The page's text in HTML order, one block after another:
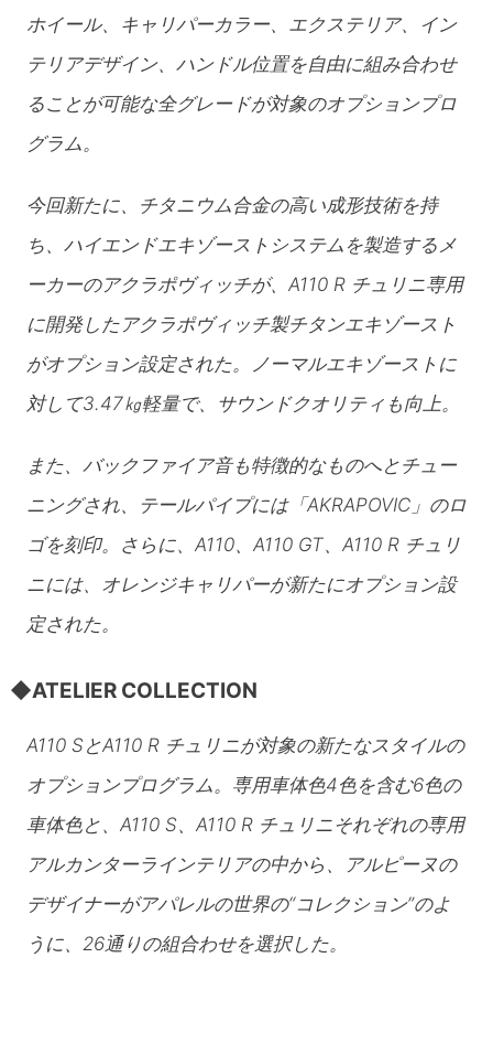
ホイール、キャリパーカラー、エクステリア、イン
テリアデザイン、ハンドル位置を自由に組み合わせ
ることが可能な全グレードが対象のオプションプロ
グラム。
今回新たに、チタニウム合金の高い成形技術を持
ち、ハイエンドエキゾーストシステムを製造するメ
ーカーのアクラポヴィッチが、A110 R チュリニ専用
に開発したアクラポヴィッチ製チタンエキゾースト
がオプション設定された。ノーマルエキゾーストに
対して3.47㎏軽量で、サウンドクオリティも向上。
また、バックファイア音も特徴的なものへとチュー
ニングされ、テールパイプには「AKRAPOVIC」のロ
ゴを刻印。さらに、A110、A110 GT、A110 R チュリ
ニには、オレンジキャリパーが新たにオプション設
定された。
◆ATELIER COLLECTION
A110 SとA110 R チュリニが対象の新たなスタイルの
オプションプログラム。専用車体色4色を含む6色の
車体色と、A110 S、A110 R チュリニそれぞれの専用
アルカンターラインテリアの中から、アルピーヌの
デザイナーがアパレルの世界の“コレクション”のよ
うに、26通りの組合わせを選択した。